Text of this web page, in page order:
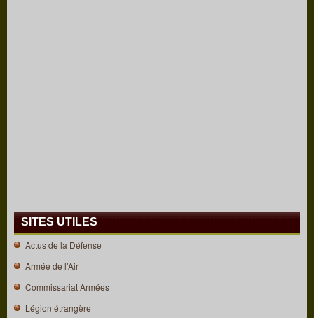
SITES UTILES
Actus de la Défense
Armée de l’Air
Commissariat Armées
Légion étrangère